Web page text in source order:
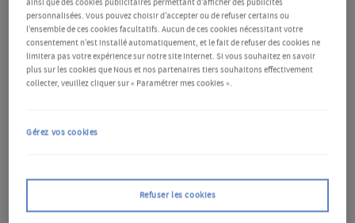
inégalités régionales du pays. Le successeur
potentiel du Premier ministre Keir Starmer, Andy
Burnham, s'est engagé à respecter les règles
budgétaires du gouvernement. La crédibilité du
stabilité économique. Les rendements sont en
Toutefois, deux facteurs seront déterminants pour la
stabilité des marchés : les nominations au sein du
personnalisées. Vous pouvez choisir d’accepter ou de refuser certains ou
l’ensemble de ces cookies facultatifs. Aucun de ces cookies nécessitant votre
consentement n’est installé automatiquement, et le fait de refuser des cookies ne
limitera pas votre expérience sur notre site Internet. Si vous souhaitez en savoir
plus sur les cookies que Nous et nos partenaires tiers souhaitons effectivement
collecter, veuillez cliquer sur « Paramétrer mes cookies ».
Refuser les cookies
Gérez vos cookies